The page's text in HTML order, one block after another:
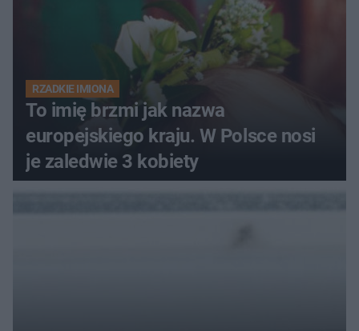
RZADKIE IMIONA
To imię brzmi jak nazwa
europejskiego kraju. W Polsce nosi
je zaledwie 3 kobiety